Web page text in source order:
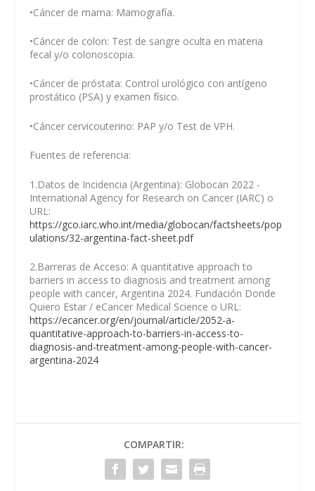
•Cáncer de mama: Mamografía.
•Cáncer de colon: Test de sangre oculta en materia
fecal y/o colonoscopia.
•Cáncer de próstata: Control urológico con antígeno
prostático (PSA) y examen físico.
•Cáncer cervicouterino: PAP y/o Test de VPH.
Fuentes de referencia:
1.Datos de Incidencia (Argentina): Globocan 2022 -
International Agency for Research on Cancer (IARC) o
URL:
https://gco.iarc.who.int/media/globocan/factsheets/pop
ulations/32-argentina-fact-sheet.pdf
2.Barreras de Acceso: A quantitative approach to
barriers in access to diagnosis and treatment among
people with cancer, Argentina 2024. Fundación Donde
Quiero Estar / eCancer Medical Science o URL:
https://ecancer.org/en/journal/article/2052-a-
quantitative-approach-to-barriers-in-access-to-
diagnosis-and-treatment-among-people-with-cancer-
argentina-2024
COMPARTIR: